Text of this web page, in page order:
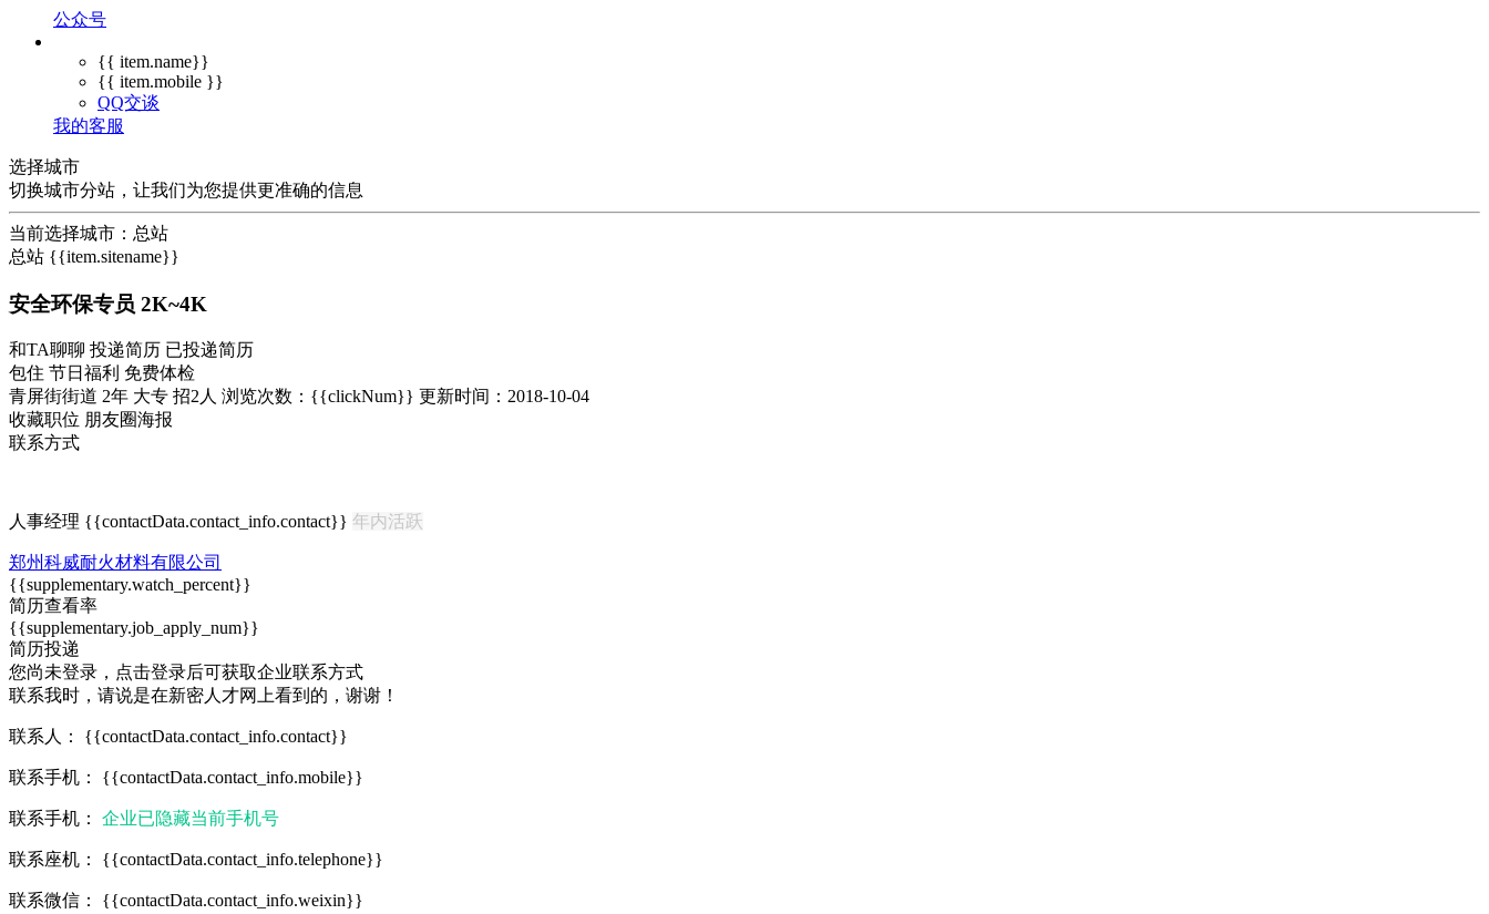
公众号
{{ item.name}}
{{ item.mobile }}
QQ交谈
我的客服
选择城市
切换城市分站，让我们为您提供更准确的信息
当前选择城市： 总站
总站 {{item.sitename}}
安全环保专员 2K~4K
和TA聊聊 投递简历 已投递简历
包住 节日福利 免费体检
青屏街街道 2年 大专 招2人 浏览次数：{{clickNum}} 更新时间：2018-10-04
收藏职位 朋友圈海报
联系方式
人事经理 {{contactData.contact_info.contact}} 年内活跃
郑州科威耐火材料有限公司
{{supplementary.watch_percent}}
简历查看率
{{supplementary.job_apply_num}}
简历投递
您尚未登录， 点击登录后可获取企业联系方式
联系我时，请说是在新密人才网上看到的，谢谢！
联系人： {{contactData.contact_info.contact}}
联系手机： {{contactData.contact_info.mobile}}
联系手机： 企业已隐藏当前手机号
联系座机： {{contactData.contact_info.telephone}}
联系微信： {{contactData.contact_info.weixin}}